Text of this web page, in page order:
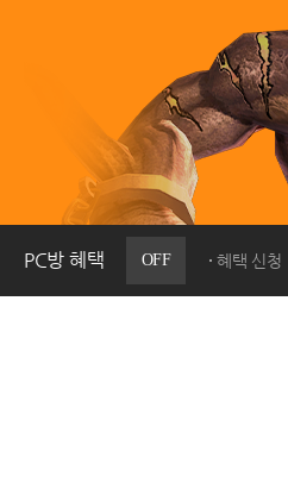
PC방 혜택 OFF 혜택 신청
이벤트
히스토리
PC방으로간다